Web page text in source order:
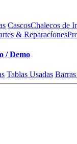
CascosChalecos de
& Reparacíones
/ Demo
Tablas Usadas